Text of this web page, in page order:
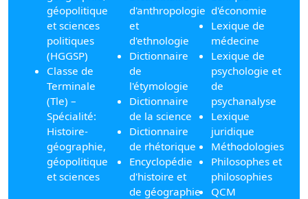
géopolitique
et sciences
politiques
(HGGSP)
Classe de
Terminale
(Tle) –
Spécialité:
Histoire-
géographie,
géopolitique
et sciences
d'anthropologie
et
d'ethnologie
Dictionnaire
de
l'étymologie
Dictionnaire
de la science
Dictionnaire
de rhétorique
Encyclopédie
d'histoire et
de géographie
d'économie
Lexique de
médecine
Lexique de
psychologie et
de
psychanalyse
Lexique
juridique
Méthodologies
Philosophes et
philosophies
QCM